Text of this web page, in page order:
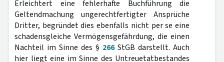
Erleichtert eine fehlerhafte Buchführung die
Geltendmachung ungerechtfertigter Ansprüche
Dritter, begründet dies ebenfalls nicht per se eine
schadensgleiche Vermögensgefährdung, die einen
Nachteil im Sinne des § 266StGB darstellt. Auch
hier liegt eine im Sinne des Untreuetatbestandes